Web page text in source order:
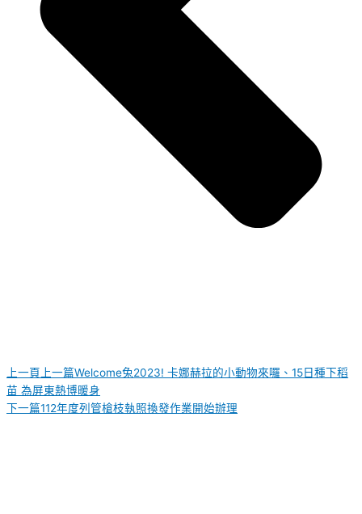
上一頁 上一篇Welcome兔2023! 卡娜赫拉的小動物來囉、15日種下稻
苗 為屏東熱博暖身
下一篇112年度列管槍枝執照換發作業開始辦理